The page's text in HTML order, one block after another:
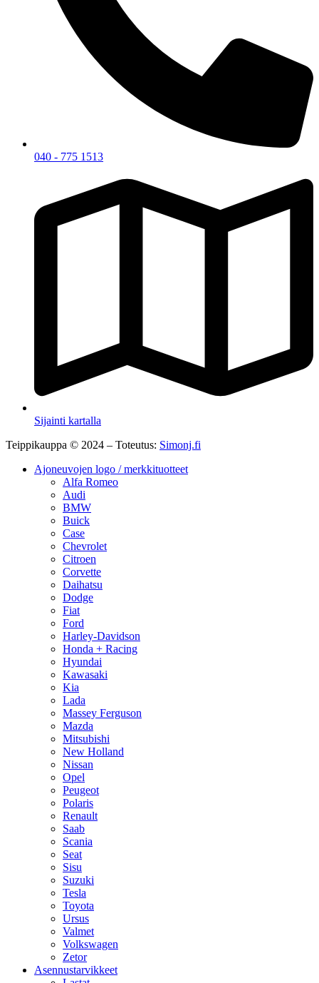
040 - 775 1513
Sijainti kartalla
Teippikauppa © 2024 – Toteutus: Simonj.fi
Ajoneuvojen logo / merkkituotteet
Alfa Romeo
Audi
BMW
Buick
Case
Chevrolet
Citroen
Corvette
Daihatsu
Dodge
Fiat
Ford
Harley-Davidson
Honda + Racing
Hyundai
Kawasaki
Kia
Lada
Massey Ferguson
Mazda
Mitsubishi
New Holland
Nissan
Opel
Peugeot
Polaris
Renault
Saab
Scania
Seat
Sisu
Suzuki
Tesla
Toyota
Ursus
Valmet
Volkswagen
Zetor
Asennustarvikkeet